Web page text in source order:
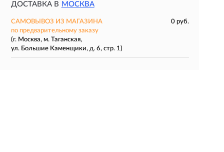
ДОСТАВКА В МОСКВА
САМОВЫВОЗ ИЗ МАГАЗИНА
0 руб.
по предварительному заказу
(г. Москва, м. Таганская,
ул. Большие Каменщики, д. 6, стр. 1)